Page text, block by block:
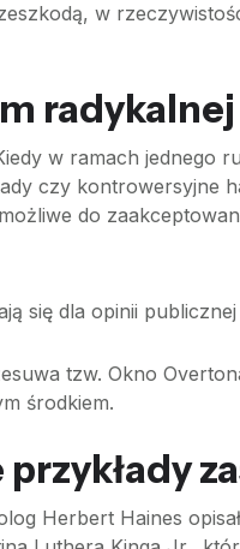
w
w ramach
czy kontrowersyjne
do
się dla opinii
tzw. Okno
środkiem.
Herbert Haines